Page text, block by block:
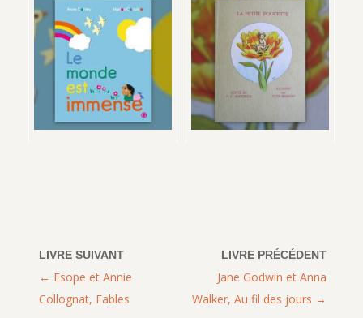
Jane Godwin et Anna
Walker, Au fil des jours
Esope et Annie
Collognat, Fables